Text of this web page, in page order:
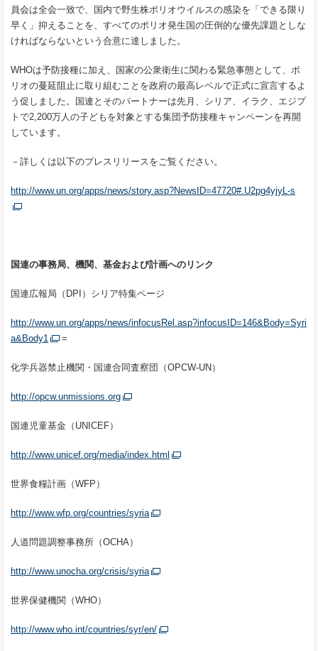
員会は全会一致で、国内で野生株ポリオウイルスの感染を「できる限り
早く」抑えることを、すべてのポリオ発生国の圧倒的な優先課題としな
ければならないという合意に達しました。
WHOは予防接種に加え、国家の公衆衛生に関わる緊急事態として、ポ
リオの蔓延阻止に取り組むことを政府の最高レベルで正式に宣言するよ
う促しました。国連とそのパートナーは先月、シリア、イラク、エジプ
トで2,200万人の子どもを対象とする集団予防接種キャンペーンを再開
しています。
－詳しくは以下のプレスリリースをご覧ください。
http://www.un.org/apps/news/story.asp?NewsID=47720#.U2pg4yjyL-s
国連の事務局、機関、基金および計画へのリンク
国連広報局（DPI）シリア特集ページ
http://www.un.org/apps/news/infocusRel.asp?infocusID=146&Body=Syri
a&Body1
=
化学兵器禁止機関・国連合同査察団（OPCW-UN）
http://opcw.unmissions.org
国連児童基金（UNICEF）
http://www.unicef.org/media/index.html
世界食糧計画（WFP）
http://www.wfp.org/countries/syria
人道問題調整事務所（OCHA）
http://www.unocha.org/crisis/syria
世界保健機関（WHO）
http://www.who.int/countries/syr/en/